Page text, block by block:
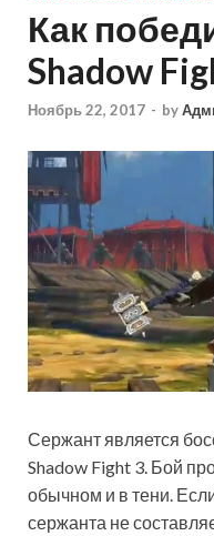
Как
Shadow
Ноябрь 22, 2017 - by
Сержант является
Shadow Fight 3. Бой
обычном и в тени.
сержанта не